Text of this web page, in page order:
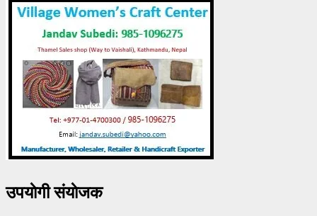
उपयाेगी संयाेजक